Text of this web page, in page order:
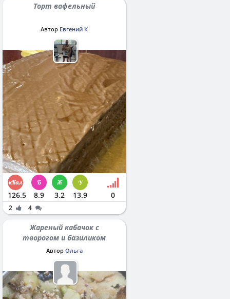
Торт вафельный
Автор Евгений К
126.5 8.9 3.2 13.9 0
2 4
Жареный кабачок с
творогом и базиликом
Автор Ольга